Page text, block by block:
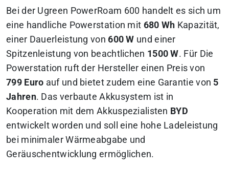
Bei der Ugreen PowerRoam 600 handelt es sich um
eine handliche Powerstation mit 680 Wh Kapazität,
einer Dauerleistung von600 W und einer
Spitzenleistung von beachtlichen 1500 W. Für Die
Powerstation ruft der Hersteller einen Preis von
799 Euro auf und bietet zudem eine Garantie von 5
Jahren. Das verbaute Akkusystem ist in
Kooperation mit dem Akkuspezialisten BYD
entwickelt worden und soll eine hohe Ladeleistung
bei minimaler Wärmeabgabe und
Geräuschentwicklung ermöglichen.